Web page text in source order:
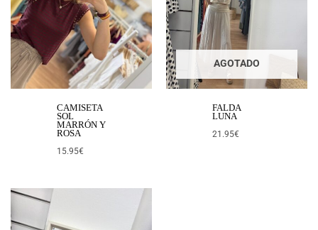
CAMISETA
SOL
MARRÓN Y
ROSA
15.95€
AGOTADO
FALDA
LUNA
21.95€